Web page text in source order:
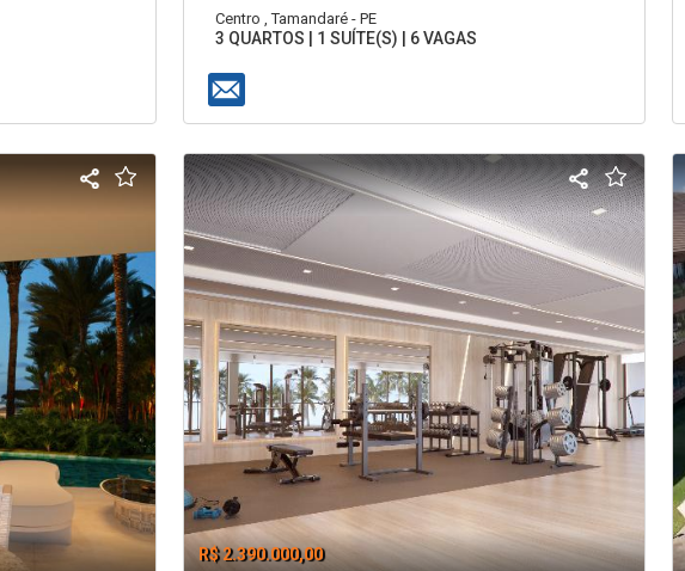
Centro , Tamandaré - PE
3 QUARTOS | 1 SUÍTE(S) | 6 VAGAS
R$ 2.390.000,00